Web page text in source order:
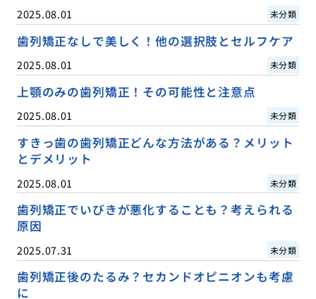
2025.08.01 未分類
歯列矯正なしで美しく！他の選択肢とセルフケア
2025.08.01 未分類
上顎のみの歯列矯正！その可能性と注意点
2025.08.01 未分類
すきっ歯の歯列矯正どんな方法がある？メリット
とデメリット
2025.08.01 未分類
歯列矯正でいびきが悪化することも？考えられる
原因
2025.07.31 未分類
歯列矯正後のたるみ？セカンドオピニオンも考慮
に